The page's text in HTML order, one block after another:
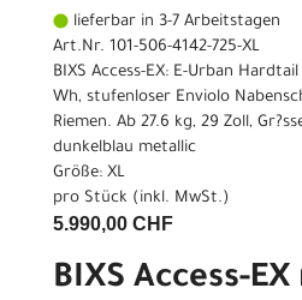
lieferbar in 3-7 Arbeitstagen
Art.Nr. 101-506-4142-725-XL
BIXS Access-EX: E-Urban
Wh, stufenloser Enviolo
Riemen. Ab 27.6 kg, 29 Zoll,
dunkelblau metallic
Größe: XL
pro Stück (inkl. MwSt.)
5.990,00 CHF
BIXS Access-